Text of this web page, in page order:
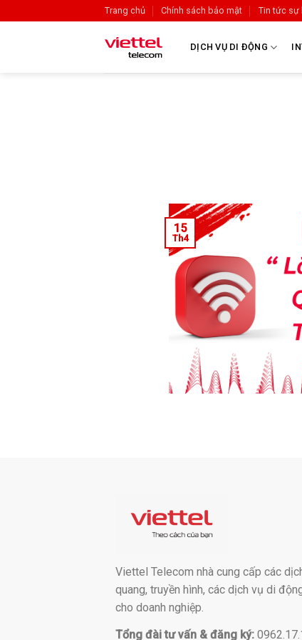
Trang chủ Chính sách bảo mật Tin tức sự
DỊCH VỤ DI ĐỘNG
15
Th4
Viettel Telecom nhà cung cấp các
quang, truyền hình, các dịch vụ di
cho doanh nghiệp.
Tổng đài tư vấn & đăng ký: